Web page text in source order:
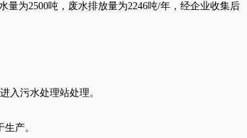
量为2500吨，废水排放量为2246吨/年，经企业收集后
入污水处理站处理。
产。